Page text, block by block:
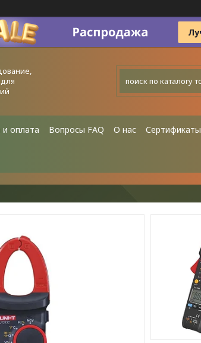
оплата Вопросы FAQ О нас